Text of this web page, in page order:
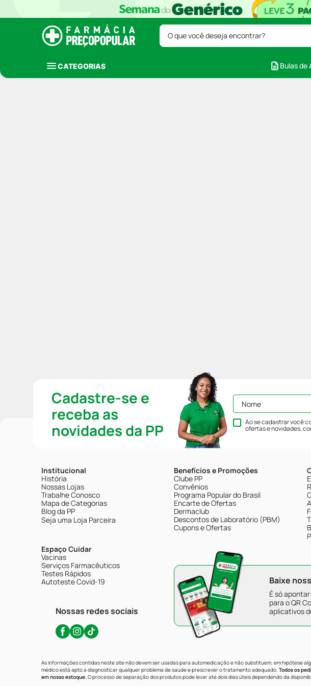
O que você deseja encontrar?
CATEGORIAS Bulas de
Cadastre-se e
receba as
novidades da PP
Ao se cadastrar você
ofertas e novidades,
Institucional
História
Nossas Lojas
Trabalhe Conosco
Mapa de Categorias
Blog da PP
Seja uma Loja Parceira
Espaço Cuidar
Vacinas
Serviços Farmacêuticos
Testes Rápidos
Autoteste Covid-19
Nossas redes sociais
Benefícios e Promoções
Clube PP
Convênios
Programa Popular do Brasil
Encarte de Ofertas
Dermaclub
Descontos de Laboratório (PBM)
Cupons e Ofertas
Baixe
É só
para o QR
aplicativos
As informações contidas neste site não devem ser usadas para automedicação e não substituem, em hipótese
médico está apto a diagnosticar qualquer problema de saúde e prescrever o tratamento adequado. Todos os
em nosso estoque.O processo de separação dos produtos pode levar até dois dias úteis dependendo da